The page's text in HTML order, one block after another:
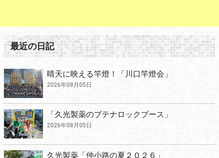
最近の日記
晴天に映える竿燈！「川口竿燈会」
2026年08月05日
「久光製薬のブテナロックブース」
2026年08月05日
久光製薬「仲小路の夏２０２６」